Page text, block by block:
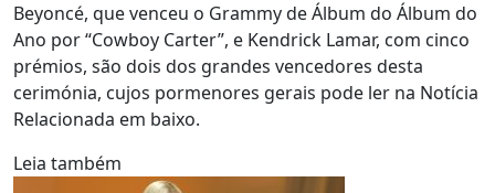
Beyoncé, que venceu o Grammy de Álbum do Álbum do
Ano por “Cowboy Carter”, e Kendrick Lamar, com cinco
prémios, são dois dos grandes vencedores desta
cerimónia, cujos pormenores gerais pode ler na Notícia
Relacionada em baixo.
Leia também